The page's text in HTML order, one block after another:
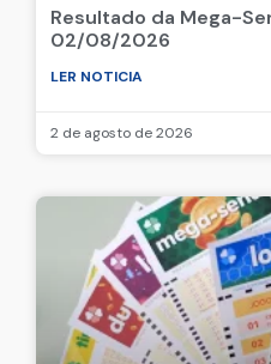
Resultado da Mega-
02/08/2026
LER NOTICIA
2 de agosto de 2026